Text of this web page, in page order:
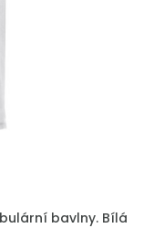
bavlny. Bílá